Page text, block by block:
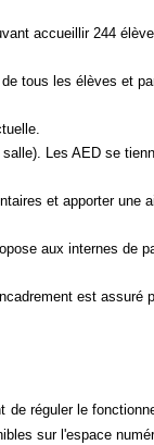
accueillir 244
tous les élèves et
Les AED se
et apporter une
aux internes de
est assuré
réguler le
sur l'espace